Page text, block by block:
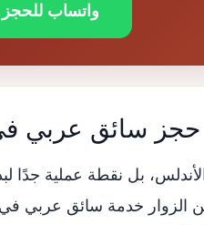
واتساب للحجز
حجز سائق عربي
بل نقطة عملية جدًا
من الزوار خدمة سائق عربي